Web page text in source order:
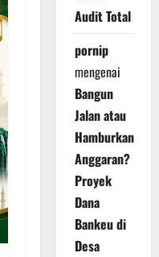
Audit Total
pornip
mengenai
Bangun
Jalan atau
Hamburkan
Anggaran?
Proyek
Dana
Bankeu di
Desa